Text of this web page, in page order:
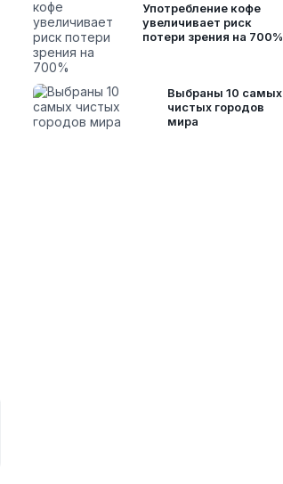
Употребление кофе
увеличивает риск
потери зрения на 700%
Выбраны 10 самых
чистых городов
мира